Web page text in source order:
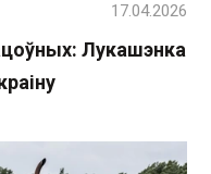
Лукашэнка
17.04.2026